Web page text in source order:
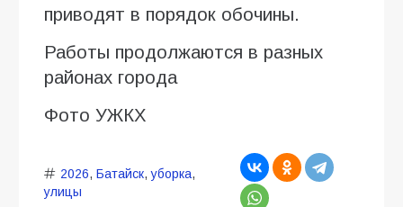
приводят в порядок обочины.
Работы продолжаются в разных
районах города
Фото УЖКХ
2026, Батайск,уборка,
улицы